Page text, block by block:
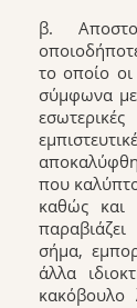
β.
το οποίο
σύμφωνα
που
καθώς και
σήμα,
άλλα
κακόβουλο